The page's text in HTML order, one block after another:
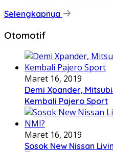
Selengkapnya
Otomotif
Maret 16, 2019
Demi Xpander,
Kembali Pajero Sport
Maret 16, 2019
Sosok New Nissan